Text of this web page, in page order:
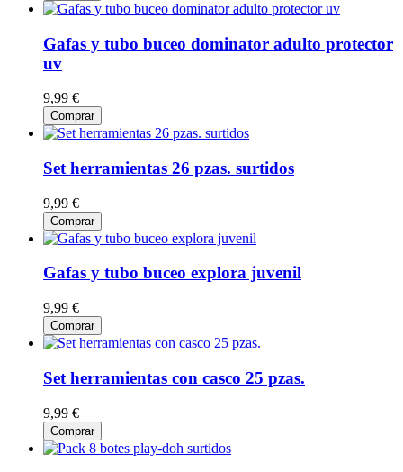
Gafas y tubo buceo dominator adulto protector
uv
9,99 €
Comprar
Set herramientas 26 pzas. surtidos
9,99 €
Comprar
Gafas y tubo buceo explora juvenil
9,99 €
Comprar
Set herramientas con casco 25 pzas.
9,99 €
Comprar